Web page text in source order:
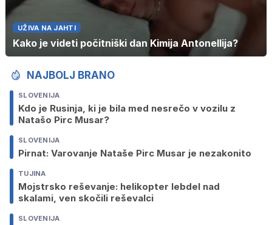
UŽIVA NA JAHTI
Kako je videti počitniški dan Kimija Antonellija?
NAJBOLJ BRANO
SLOVENIJA
Kdo je Rusinja, ki je bila med nesrečo v vozilu z
Natašo Pirc Musar?
SLOVENIJA
Pirnat: Varovanje Nataše Pirc Musar je nezakonito
TUJINA
Mojstrsko reševanje: helikopter lebdel nad
skalami, ven skočili reševalci
SLOVENIJA